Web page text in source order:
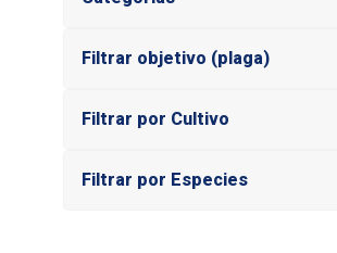
Filtrar objetivo (plaga)
Filtrar por Cultivo
Filtrar por Especies